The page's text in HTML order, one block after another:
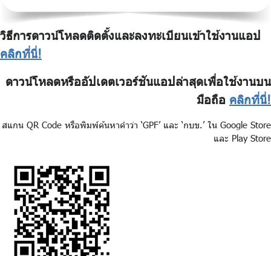
วิธีการดาวน์โหลดติดตั้งและลงทะเบียนเข้าใช้งานแอป
คลิกที่นี่!
ดาวน์โหลดหรืออัปเดตเวอร์ชันแอปล่าสุดเพื่อใช้งานบน
มือถือ คลิกที่นี่!
สแกน QR Code หรือพิมพ์ค้นหาคำว่า ‘GPF’ และ ‘กบข.’ ใน Google Store
และ Play Store